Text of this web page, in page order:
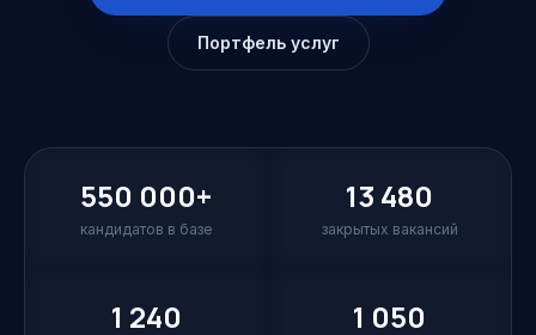
Портфель услуг
550 000+
кандидатов в базе
13 480
закрытых вакансий
1 240 1 050